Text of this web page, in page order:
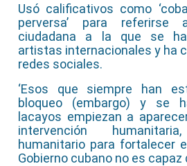
Usó calificativos como
perversa’ para
ciudadana a la que se
artistas internacionales y ha
redes sociales.
‘Esos que siempre han
bloqueo (embargo) y se
lacayos empiezan a
intervención
humanitario para fortalecer
Gobierno cubano no es capaz